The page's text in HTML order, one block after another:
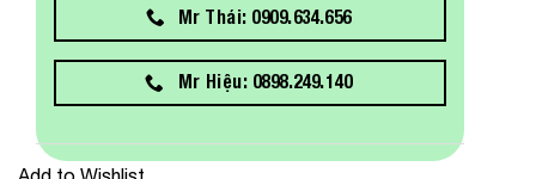
Mr Thái: 0909.634.656
Mr Hiệu: 0898.249.140